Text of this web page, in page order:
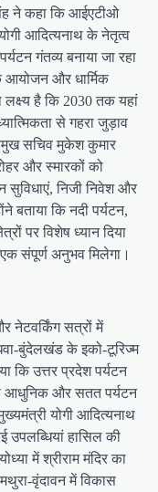
ने कहा कि आईएटीओ
आदित्यनाथ के नेतृत्व
गंतव्य बनाया जा रहा
और धार्मिक
लक्ष्य है कि 2030 तक यहां
से गहरा जुड़ाव
सचिव मुकेश कुमार
और स्मारकों को
सुविधाएं, निजी निवेश और
बताया कि नदी पर्यटन,
पर विशेष ध्यान दिया
संपूर्ण अनुभव मिलेगा।
नेटवर्किंग सत्रों में
बुंदेलखंड के इको-टूरिज्म
कि उत्तर प्रदेश पर्यटन
आधुनिक और सतत पर्यटन
योगी आदित्यनाथ
उपलब्धियां हासिल की
में श्रीराम मंदिर का
वृंदावन में विकास